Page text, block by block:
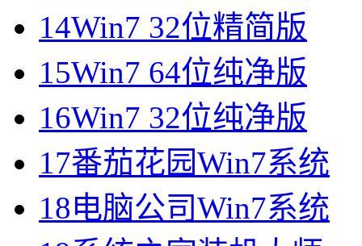
14Win7 32位精简版
15Win7 64位纯净版
16Win7 32位纯净版
17番茄花园Win7系统
18电脑公司Win7系统